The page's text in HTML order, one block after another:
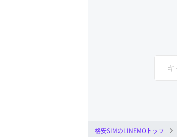
格安SIMのLINEMOトップ